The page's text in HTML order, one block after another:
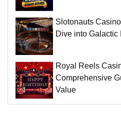
Slotonauts
Dive into Galactic
Royal Reels
Comprehensive
Value